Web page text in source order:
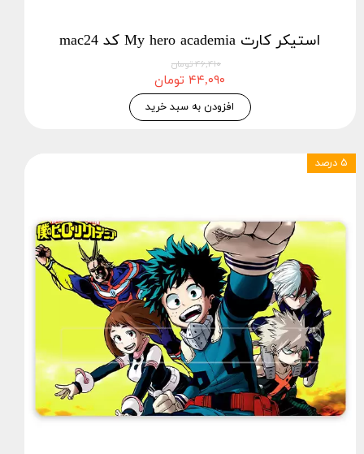
استیکر کارت My hero academia کد mac24
۴۶,۴۱۰ تومان
۴۴,۰۹۰ تومان
افزودن به سبد خرید
۵ درصد